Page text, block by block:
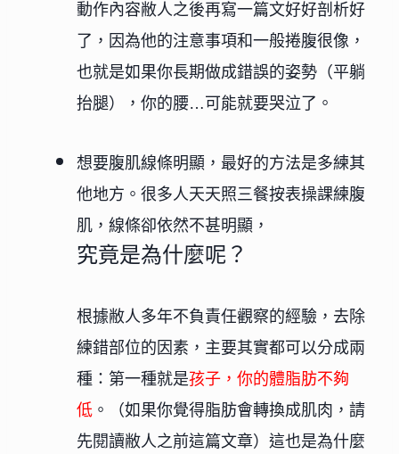
動作內容敝人之後再寫一篇文好好剖析好
了，因為他的注意事項和一般捲腹很像，
也就是如果你長期做成錯誤的姿勢（平躺
抬腿），你的腰…可能就要哭泣了 。
想要腹肌線條明顯，最好的方法是多練其
他地方 。很多人天天照三餐按表操課練腹
肌，線條卻依然不甚明顯，
究竟是為什麼呢？
根據敝人多年不負責任觀察的經驗，去除
練錯部位的因素，主要其實都可以分成兩
種：第一種就是孩子，你的體脂肪不夠
低 。（如果你覺得脂肪會轉換成肌肉，請
先閱讀敝人之前這篇文章）這也是為什麼